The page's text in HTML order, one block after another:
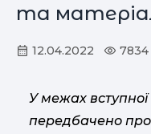
та
12.04.2022 7834
У межах вступної
передбачено